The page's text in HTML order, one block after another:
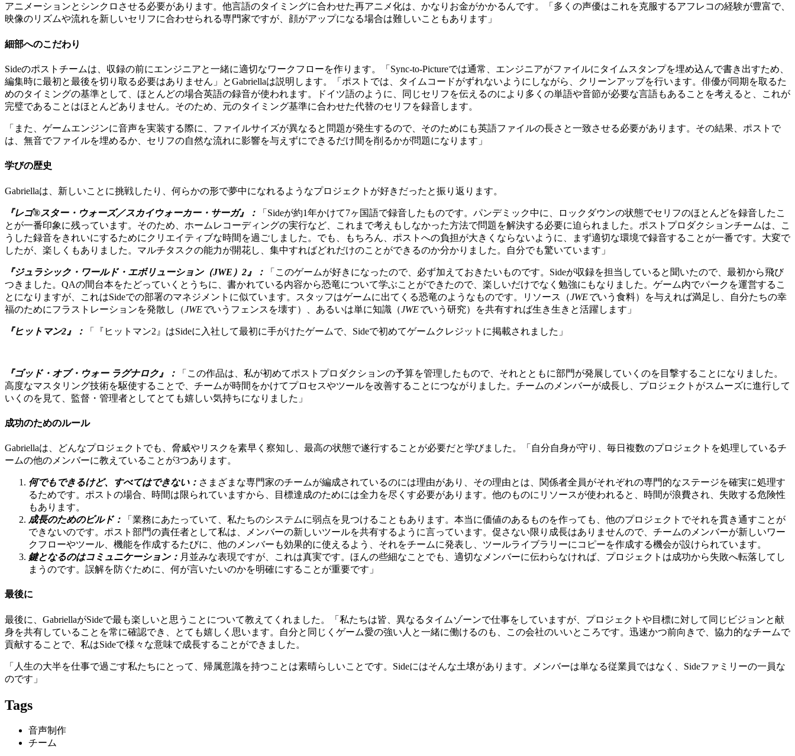
アニメーションとシンクロさせる必要があります。他言語のタイミングに合わせた再アニメ化は、かなりお金がかかるんです。「多くの声優はこれを克服するアフレコの経験が豊富で、
映像のリズムや流れを新しいセリフに合わせられる専門家ですが、顔がアップになる場合は難しいこともあります」
細部へのこだわり
Sideのポストチームは、収録の前にエンジニアと一緒に適切なワークフローを作ります。「Sync-to-Pictureでは通常、エンジニアがファイルにタイムスタンプを埋め込んで書き出すため、
編集時に最初と最後を切り取る必要はありません」とGabriellaは説明します。「ポストでは、タイムコードがずれないようにしながら、クリーンアップを行います。俳優が同期を取るた
めのタイミングの基準として、ほとんどの場合英語の録音が使われます。ドイツ語のように、同じセリフを伝えるのにより多くの単語や音節が必要な言語もあることを考えると、これが
完璧であることはほとんどありません。そのため、元のタイミング基準に合わせた代替のセリフを録音します。
「また、ゲームエンジンに音声を実装する際に、ファイルサイズが異なると問題が発生するので、そのためにも英語ファイルの長さと一致させる必要があります。その結果、ポストで
は、無音でファイルを埋めるか、セリフの自然な流れに影響を与えずにできるだけ間を削るかが問題になります」
学びの歴史
Gabriellaは、新しいことに挑戦したり、何らかの形で夢中になれるようなプロジェクトが好きだったと振り返ります。
『レゴ®スター・ウォーズ／スカイウォーカー・サーガ』：
「Sideが約1年かけて7ヶ国語で録音したものです。パンデミック中に、ロックダウンの状態でセリフのほとんどを録音したこ
とが一番印象に残っています。そのため、ホームレコーディングの実行など、これまで考えもしなかった方法で問題を解決する必要に迫られました。ポストプロダクションチームは、こ
うした録音をきれいにするためにクリエイティブな時間を過ごしました。でも、もちろん、ポストへの負担が大きくならないように、まず適切な環境で録音することが一番です。大変で
したが、楽しくもありました。マルチタスクの能力が開花し、集中すればどれだけのことができるのか分かりました。自分でも驚いています」
『ジュラシック・ワールド・エボリューション（JWE ） 2 』：
「このゲームが好きになったので、必ず加えておきたいものです。Sideが収録を担当していると聞いたので、最初から飛び
つきました。QAの間台本をたどっていくとうちに、書かれている内容から恐竜について学ぶことができたので、楽しいだけでなく勉強にもなりました。ゲーム内でパークを運営するこ
とになりますが、これはSideでの部署のマネジメントに似ています。スタッフはゲームに出てくる恐竜のようなものです。リソース（JWEでいう食料）を与えれば満足し、自分たちの幸
福のためにフラストレーションを発散し（JWEでいうフェンスを壊す）、あるいは単に知識（JWEでいう研究）を共有すれば生き生きと活躍します」
『ヒットマン2 』： 「『ヒットマン2』はSideに入社して最初に手がけたゲームで、Sideで初めてゲームクレジットに掲載されました」
『ゴッド・オブ・ウォー ラグナロク』：
「この作品は、私が初めてポストプロダクションの予算を管理したもので、それとともに部門が発展していくのを目撃することになりました。
高度なマスタリング技術を駆使することで、チームが時間をかけてプロセスやツールを改善することにつながりました。チームのメンバーが成長し、プロジェクトがスムーズに進行して
いくのを見て、監督・管理者としてとても嬉しい気持ちになりました」
成功のためのルール
Gabriellaは、どんなプロジェクトでも、脅威やリスクを素早く察知し、最高の状態で遂行することが必要だと学びました。「自分自身が守り、毎日複数のプロジェクトを処理しているチ
ームの他のメンバーに教えていることが3つあります。
何でもできるけど、すべてはできない： さまざまな専門家のチームが編成されているのには理由があり、その理由とは、関係者全員がそれぞれの専門的なステージを確実に処理す
るためです。ポストの場合、時間は限られていますから、目標達成のためには全力を尽くす必要があります。他のものにリソースが使われると、時間が浪費され、失敗する危険性
もあります。
成長のためのビルド：
「業務にあたっていて、私たちのシステムに弱点を見つけることもあります。本当に価値のあるものを作っても、他のプロジェクトでそれを貫き通すことが
できないのです。ポスト部門の責任者として私は、メンバーの新しいツールを共有するように言っています。促さない限り成長はありませんので、チームのメンバーが新しいワー
クフローやツール、機能を作成するたびに、他のメンバーも効果的に使えるよう、それをチームに発表し、ツールライブラリーにコピーを作成する機会が設けられています。
鍵となるのはコミュニケーション： 月並みな表現ですが、これは真実です。ほんの些細なことでも、適切なメンバーに伝わらなければ、プロジェクトは成功から失敗へ転落してし
まうのです。誤解を防ぐために、何が言いたいのかを明確にすることが重要です」
最後に
最後に、GabriellaがSideで最も楽しいと思うことについて教えてくれました。「私たちは皆、異なるタイムゾーンで仕事をしていますが、プロジェクトや目標に対して同じビジョンと献
身を共有していることを常に確認でき、とても嬉しく思います。自分と同じくゲーム愛の強い人と一緒に働けるのも、この会社のいいところです。迅速かつ前向きで、協力的なチームで
貢献することで、私はSideで様々な意味で成長することができました。
「人生の大半を仕事で過ごす私たちにとって、帰属意識を持つことは素晴らしいことです。Sideにはそんな土壌があります。メンバーは単なる従業員ではなく、Sideファミリーの一員な
のです」
Tags
音声制作
チーム